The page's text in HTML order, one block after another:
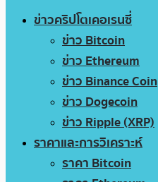
ข่าวคริปโตเคอเรนซี่
ข่าว Bitcoin
ข่าว Ethereum
ข่าว Binance Coin
ข่าว Dogecoin
ข่าว Ripple (XRP)
ราคาและการวิเคราะห์
ราคา Bitcoin